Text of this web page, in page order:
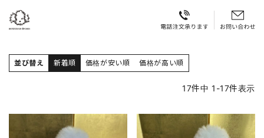
並び替え 新着順 価格が安い順 価格が高い順
17件中 1 -17件表示